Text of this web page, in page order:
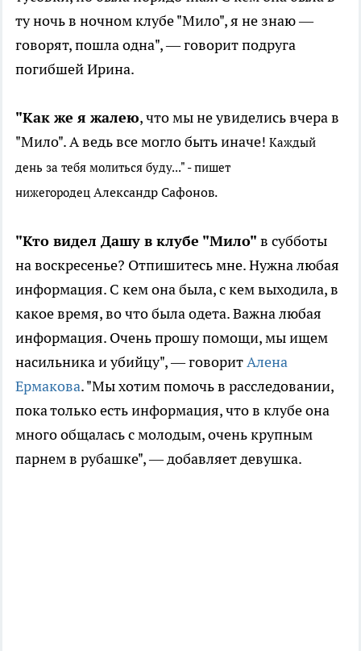
ту ночь в ночном клубе "Мило", я не знаю —
говорят, пошла одна", — говорит подруга
погибшей Ирина.
"Как же я жалею, что мы не увиделись вчера в
"Мило". А ведь все могло быть иначе! Каждый
день за тебя молиться буду..." - пишет
нижегородец Александр Сафонов.
"Кто видел Дашу в клубе "Мило" в субботы
на воскресенье? Отпишитесь мне. Нужна любая
информация. С кем она была, с кем выходила, в
какое время, во что была одета. Важна любая
информация. Очень прошу помощи, мы ищем
насильника и убийцу", — говоритАлена
Ермакова. "Мы хотим помочь в расследовании,
пока только есть информация, что в клубе она
много общалась с молодым, очень крупным
парнем в рубашке", — добавляет девушка.